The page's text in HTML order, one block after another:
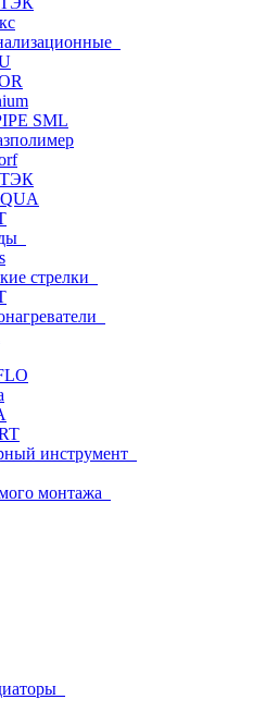
SML
стрелки
инструмент
монтажа